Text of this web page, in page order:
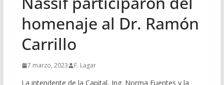
homenaje al Dr. Ramón
Carrillo
7 marzo, 2023 F. Lagar
La intendente de la Capital, Ing. Norma Fuentes y la